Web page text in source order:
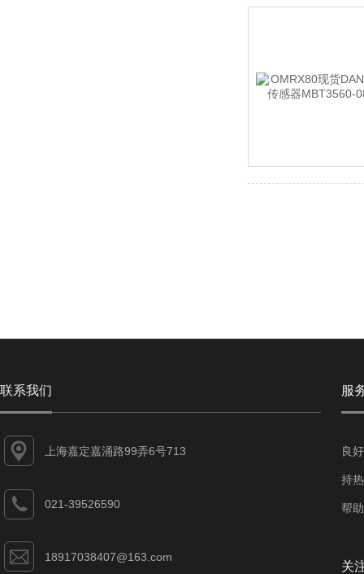
联系我们
上海嘉定嘉涌路99弄6号713
021-39526590
18917038407@163.com
服
良
持
帮
关